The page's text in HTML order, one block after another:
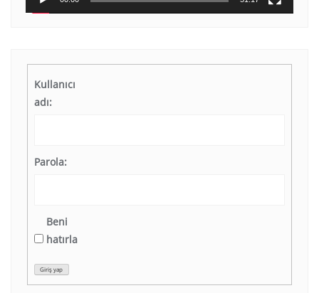
Kullanıcı
adı:
Parola:
Beni
hatırla
Giriş yap